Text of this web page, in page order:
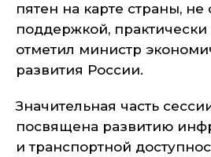
пятен на карте страны, не
поддержкой, практически
отметил министр
развития России.
Значительная часть
посвящена развитию
и транспортной